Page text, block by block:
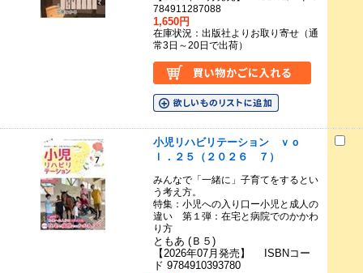
784911287088
1,650円
在庫状況：出版社よりお取り寄せ（通
常3日～20日で出荷）
小児リハビリテーション ｖｏ
ｌ．２５（２０２６ ７）
みんなで「一緒に」子育てをするとい
う考え方。
特集：小児への入り口ー小児と成人の
違い 第１弾：在宅と病院でのかかわ
り方
ともあ (Ｂ５)
【2026年07月発売】 ISBNコー
ド 9784910393780